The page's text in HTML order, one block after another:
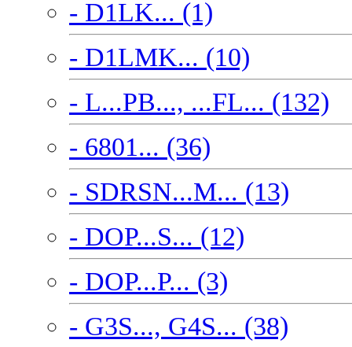
- D1LK... (1)
- D1LMK... (10)
- L...PB..., ...FL... (132)
- 6801... (36)
- SDRSN...M... (13)
- DOP...S... (12)
- DOP...P... (3)
- G3S..., G4S... (38)